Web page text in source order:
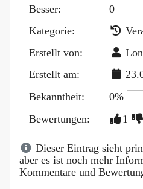
Besser:
0
Kategorie:
Erstellt von:
Erstellt am:
Bekanntheit:
0%
Bewertungen:
1
Dieser Eintrag sieht
aber es ist noch mehr
Kommentare und